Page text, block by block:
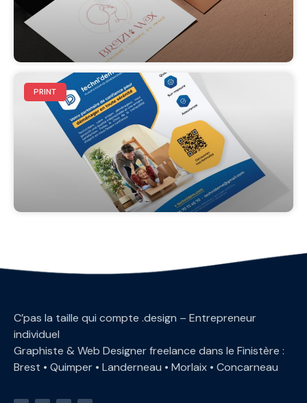
PRINT
C’pas la taille qui compte .design – Entrepreneur
individuel
Graphiste & Web Designer freelance dans le Finistère :
Brest • Quimper • Landerneau • Morlaix • Concarneau